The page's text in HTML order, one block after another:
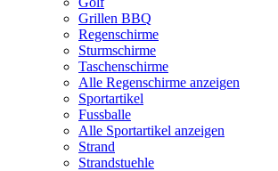
Grillen BBQ
Regenschirme
Sturmschirme
Taschenschirme
Alle Regenschirme anzeigen
Sportartikel
Fussballe
Alle Sportartikel anzeigen
Strand
Strandstuehle